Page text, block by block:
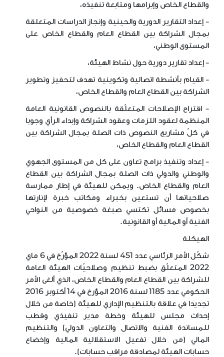
والقطاع الخاص وإبرامها ومتابعة تنفيذه،
- إعداد التقارير الدورية والحينية وإنجاز الدراسات المتعلقة
بمجال الشراكة بين القطاع العام والقطاع الخاص على
المستوى الوطني،
- إعداد تقارير دورية حول نشاط الهيئة،
- القيام بأنشطة اتصالية وتكوينية تهدف لتحفيز وتطوير
الشراكة بين القطاع العام والقطاع الخاص،
- اقتراح الإصلاحات المتعلّقة بالنصوص القانونية العامة
المنظمة لعقود اللزمات وعقود الشراكة وإبداء الرأي وجوبا
في كلّ مشاريع النصوص ذات الصلة بمجال الشراكة بين
القطاع العام والقطاع الخاص،
- إعداد وتنفيذ برامج تعاون على كل من المستوى الجهوي
والوطني والدولي ذات الصلة بمجال الشراكة بين القطاع
العام والقطاع الخاص. ويمكن للهيئة في إطار ممارسة
صلاحياتها أن تستعين بخبراء ومكاتب خبرة لإنارتها
بخصوص مسائل تكتسي صبغة خصوصية من النواحي
الفنية أو المالية أو القانونية.
الهيكلة
شكّل الأمر الرئاسي عدد 451 لسنة 2022 المؤرّخ في 6 ماي
2022 المتعلّق بضبط تنظيم وصلاحيّات الهيئة العامة
للشراكة بين القطاع العام والقطاع الخاص، الذي ألغى الأمر
الحكومي عدد 1185 لسنة 2016 المؤرخ في 14 أكتوبر 2016
تجديدا في علاقة بالتنظيم الإداري للهيئة (خاصة من خلال
إحداث مجلس للهيئة وخطة مدير تنفيذي وقطب
للمساندة الفنية والاتصال والتعاون الدولي) والتنظيم
المالي (من خلال تفعيل الاستقلالية المالية وإخضاع
حسابات الهيئة لمصادقة مراقب حسابات).